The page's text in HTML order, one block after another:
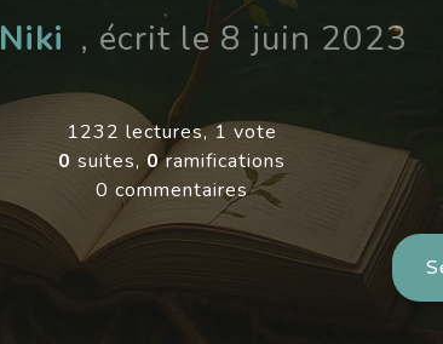
Niki , écrit le 8 juin 2023
1232 lectures, 1 vote
0 suites, 0ramifications
0 commentaires